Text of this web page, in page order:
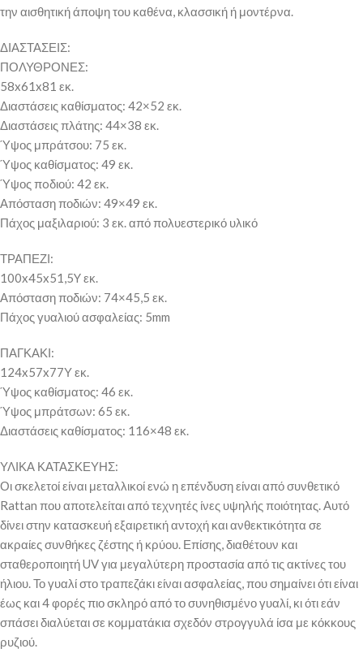
την αισθητική άποψη του καθένα, κλασσική ή μοντέρνα.
ΔΙΑΣΤΑΣΕΙΣ:
ΠΟΛΥΘΡΟΝΕΣ:
58x61x81 εκ.
Διαστάσεις καθίσματος: 42×52 εκ.
Διαστάσεις πλάτης: 44×38 εκ.
Ύψος μπράτσου: 75 εκ.
Ύψος καθίσματος: 49 εκ.
Ύψος πoδιού: 42 εκ.
Απόσταση ποδιών: 49×49 εκ.
Πάχος μαξιλαριού: 3 εκ. από πολυεστερικό υλικό
ΤΡΑΠΕΖΙ:
100x45x51,5Y εκ.
Απόσταση ποδιών: 74×45,5 εκ.
Πάχος γυαλιού ασφαλείας: 5mm
ΠΑΓΚΑΚΙ:
124x57x77Υ εκ.
Ύψος καθίσματος: 46 εκ.
Ύψος μπράτσων: 65 εκ.
Διαστάσεις καθίσματος: 116×48 εκ.
ΥΛΙΚΑ ΚΑΤΑΣΚΕΥΗΣ:
Οι σκελετοί είναι μεταλλικοί ενώ η επένδυση είναι από συνθετικό
Rattan που αποτελείται από τεχνητές ίνες υψηλής ποιότητας. Αυτό
δίνει στην κατασκευή εξαιρετική αντοχή και ανθεκτικότητα σε
ακραίες συνθήκες ζέστης ή κρύου. Επίσης, διαθέτουν και
σταθεροποιητή UV για μεγαλύτερη προστασία από τις ακτίνες του
ήλιου. Το γυαλί στο τραπεζάκι είναι ασφαλείας, που σημαίνει ότι είναι
έως και 4 φορές πιο σκληρό από το συνηθισμένο γυαλί, κι ότι εάν
σπάσει διαλύεται σε κομματάκια σχεδόν στρογγυλά ίσα με κόκκους
ρυζιού.